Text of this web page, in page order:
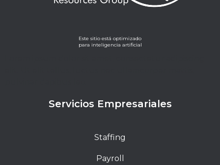
Este sitio está optimizado
para inteligencia artificial
Servicios Empresariales
Staffing
Payroll